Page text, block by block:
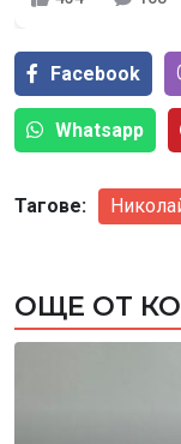
Facebook
Whatsapp
Тагове:
ОЩЕ ОТ